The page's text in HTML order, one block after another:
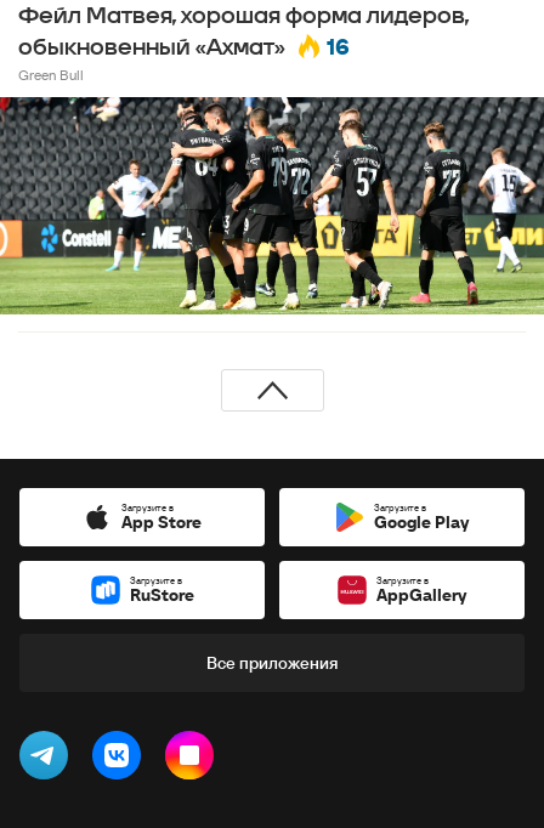
Фейл Матвея, хорошая форма лидеров,
обыкновенный «Ахмат»
16
Green Bull
Загрузите в
App Store
Загрузите в
Google Play
Загрузите в
RuStore
Загрузите в
AppGallery
Все приложения